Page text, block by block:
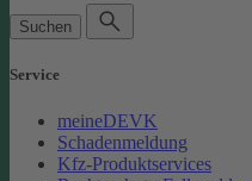
Suchen
Service
meineDEVK
Schadenmeldung
Kfz-Produktservices